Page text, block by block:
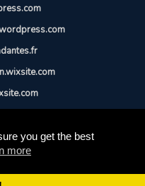
you get the best
more
coeur et passion.